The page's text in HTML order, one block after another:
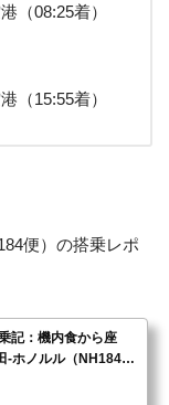
（08:25着）
（15:55着）
便）の搭乗レポ
記：機内食から座
-ホノルル（NH184